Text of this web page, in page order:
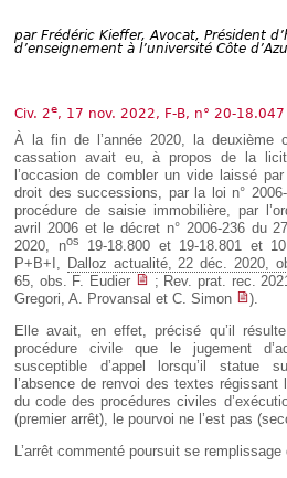
par Frédéric Kieffer, Avocat, Président
d’enseignement à l’université Côte
Civ. 2e, 17 nov. 2022, F-B, n° 20-18.047
À la fin de l’année 2020, la deuxième
cassation avait eu, à propos de la
l’occasion de combler un vide laissé
droit des successions, par la loi n°
procédure de saisie immobilière, par
avril 2006 et le décret n° 2006-236 du
2020, nos
19-18.800 et 19-18.801 et
P+B+I,
Dalloz actualité, 22 déc. 2020,
65, obs. F. Eudier
; Rev. prat. rec.
Gregori, A. Provansal et C. Simon
).
Elle avait, en effet, précisé qu’il
procédure civile que le jugement
susceptible d’appel lorsqu’il statue
l’absence de renvoi des textes régissant
du code des procédures civiles
(premier arrêt), le pourvoi ne l’est pas
L’arrêt commenté poursuit se remplissage